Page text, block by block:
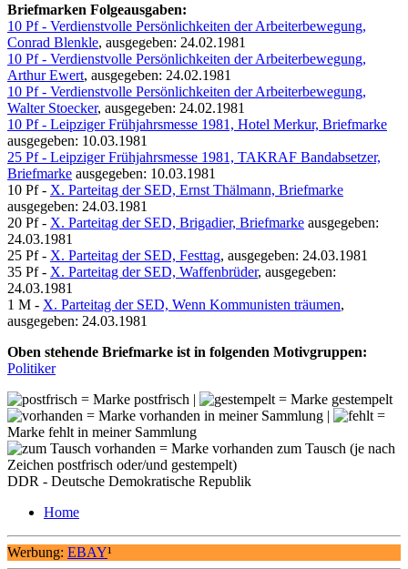
Briefmarken Folgeausgaben:
10 Pf - Verdienstvolle Persönlichkeiten der Arbeiterbewegung,
Conrad Blenkle, ausgegeben: 24.02.1981
10 Pf - Verdienstvolle Persönlichkeiten der Arbeiterbewegung,
Arthur Ewert, ausgegeben: 24.02.1981
10 Pf - Verdienstvolle Persönlichkeiten der Arbeiterbewegung,
Walter Stoecker, ausgegeben: 24.02.1981
10 Pf - Leipziger Frühjahrsmesse 1981, Hotel Merkur, Briefmarke
ausgegeben: 10.03.1981
25 Pf - Leipziger Frühjahrsmesse 1981, TAKRAF Bandabsetzer,
Briefmarke ausgegeben: 10.03.1981
10 Pf - X. Parteitag der SED, Ernst Thälmann, Briefmarke
ausgegeben: 24.03.1981
20 Pf - X. Parteitag der SED, Brigadier, Briefmarke ausgegeben:
24.03.1981
25 Pf - X. Parteitag der SED, Festtag, ausgegeben: 24.03.1981
35 Pf - X. Parteitag der SED, Waffenbrüder, ausgegeben:
24.03.1981
1 M - X. Parteitag der SED, Wenn Kommunisten träumen,
ausgegeben: 24.03.1981
Oben stehende Briefmarke ist in folgenden Motivgruppen:
Politiker
= Marke postfrisch |
= Marke gestempelt
= Marke vorhanden in meiner Sammlung |
=
Marke fehlt in meiner Sammlung
= Marke vorhanden zum Tausch (je nach
Zeichen postfrisch oder/und gestempelt)
DDR - Deutsche Demokratische Republik
Home
Werbung: EBAY¹